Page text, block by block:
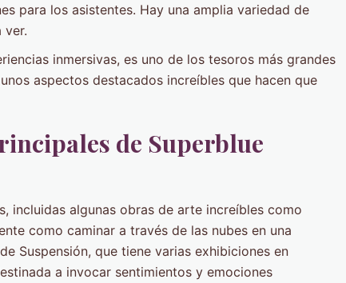
para los asistentes. Hay una amplia variedad de
ver.
inmersivas, es uno de los tesoros más grandes
aspectos destacados increíbles que hacen que
de Superblue
incluidas algunas obras de arte increíbles como
como caminar a través de las nubes en una
Suspensión, que tiene varias exhibiciones en
a invocar sentimientos y emociones